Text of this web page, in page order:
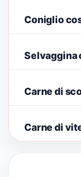
Coniglio
Selvaggina
Carne di
Carne di